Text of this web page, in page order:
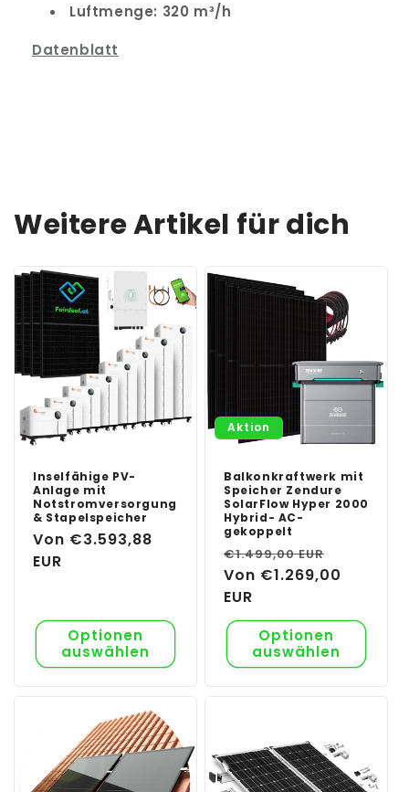
Luftmenge: 320 m³/h
Datenblatt
Weitere Artikel für dich
Inselfähige PV-
Anlage mit
Notstromversorgung
& Stapelspeicher
Normaler
Preis
Von €3.593,88
EUR
Optionen
auswählen
Aktion
Balkonkraftwerk mit
Speicher Zendure
SolarFlow Hyper 2000
Hybrid- AC-
gekoppelt
Normaler
Preis
€1.499,00 EUR
Von €1.269,00
EUR
Optionen
auswählen